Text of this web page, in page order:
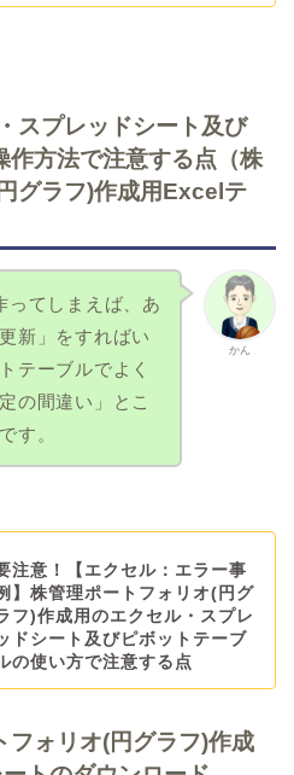
スプレッドシート及び
作方法で注意する点（株
グラフ)作成用Excelテ
かん
ってしまえば、あ
新」をすればい
テーブルでよく
の間違い」とこ
す。
注意！【エクセル：エラー事
】株管理ポートフォリオ(円グ
フ)作成用のエクセル・スプレ
ドシート及びピボットテーブ
の使い方で注意する点
フォリオ(円グラフ)作成